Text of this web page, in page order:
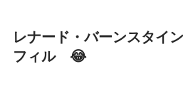
レナード・バーンスタイ
フィル 😂